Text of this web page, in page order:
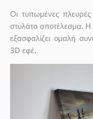
Οι τυπωμένες
στυλάτο αποτέλεσμα.
εξασφαλίζει ομαλή
3D εφέ.